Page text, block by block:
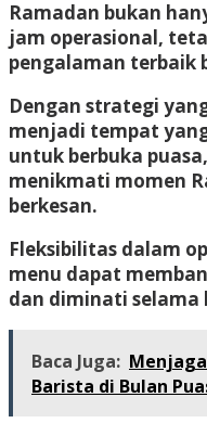
Ramadan bukan
jam operasional,
pengalaman terbaik
Dengan strategi
menjadi tempat
untuk berbuka
menikmati momen
berkesan.
Fleksibilitas dalam
menu dapat
dan diminati selama
Baca Juga:
Barista di Bulan